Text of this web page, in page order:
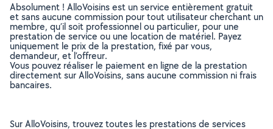
Absolument ! AlloVoisins est un service entièrement gratuit
et sans aucune commission pour tout utilisateur cherchant un
membre, qu’il soit professionnel ou particulier, pour une
prestation de service ou une location de matériel. Payez
uniquement le prix de la prestation, fixé par vous,
demandeur, et l’offreur.
Vous pouvez réaliser le paiement en ligne de la prestation
directement sur AlloVoisins, sans aucune commission ni frais
bancaires.
Sur AlloVoisins, trouvez toutes les prestations de services